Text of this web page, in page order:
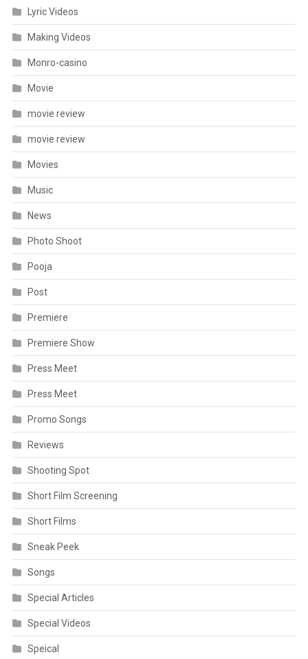
Lyric Videos
Making Videos
Monro-casino
Movie
movie review
movie review
Movies
Music
News
Photo Shoot
Pooja
Post
Premiere
Premiere Show
Press Meet
Press Meet
Promo Songs
Reviews
Shooting Spot
Short Film Screening
Short Films
Sneak Peek
Songs
Special Articles
Special Videos
Speical